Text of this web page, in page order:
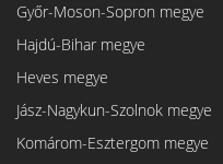
Győr-Moson-Sopron megye
Hajdú-Bihar megye
Heves megye
Jász-Nagykun-Szolnok megye
Komárom-Esztergom megye